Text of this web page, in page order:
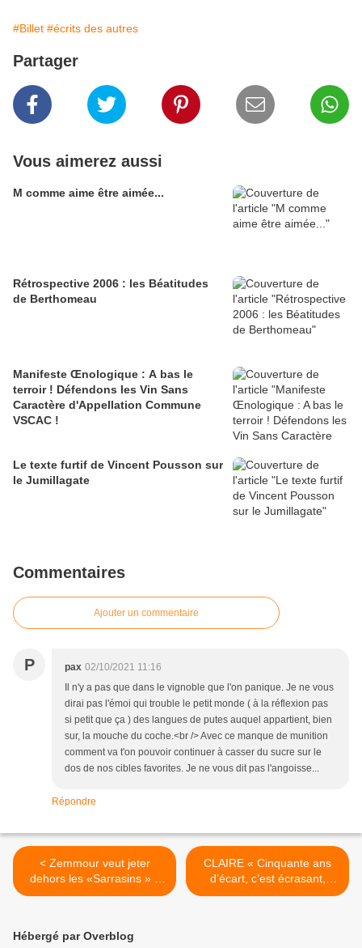
#Billet #écrits des autres
Partager
Vous aimerez aussi
M comme aime être aimée...
Rétrospective 2006 : les Béatitudes
de Berthomeau
Manifeste Œnologique : A bas le
terroir ! Défendons les Vin Sans
Caractère d'Appellation Commune
VSCAC !
Le texte furtif de Vincent Pousson sur
le Jumillagate
Commentaires
Ajouter un commentaire
P pax 02/10/2021 11:16
Il n'y a pas que dans le vignoble que l'on panique. Je ne vous
dirai pas l'émoi qui trouble le petit monde ( à la réflexion pas
si petit que ça ) des langues de putes auquel appartient, bien
sur, la mouche du coche.<br /> Avec ce manque de munition
comment va t'on pouvoir continuer à casser du sucre sur le
dos de nos cibles favorites. Je ne vous dit pas l'angoisse...
Répondre
< Zemmour veut jeter
dehors les «Sarrasins » il
en a pourtant beaucoup à
aristotélicienne, dont ils
CLAIRE « Cinquante ans
d’écart, c’est écrasant,
mais, moi, je trouvais ça
Hébergé par Overblog